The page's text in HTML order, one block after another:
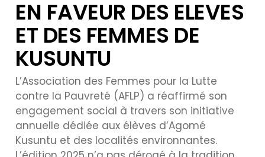
EN FAVEUR DES ELEVES
ET DES FEMMES DE
KUSUNTU
L’Association des Femmes pour la Lutte
contre la Pauvreté (AFLP) a réaffirmé son
engagement social à travers son initiative
annuelle dédiée aux élèves d’Agomé
Kusuntu et des localités environnantes.